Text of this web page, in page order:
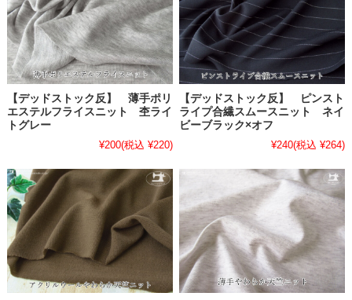
【デッドストック反】 薄手ポリ
エステルフライスニット 杢ライ
トグレー
¥200(税込 ¥220)
【デッドストック反】 ピンスト
ライプ合繊スムースニット ネイ
ビーブラック×オフ
¥240(税込 ¥264)